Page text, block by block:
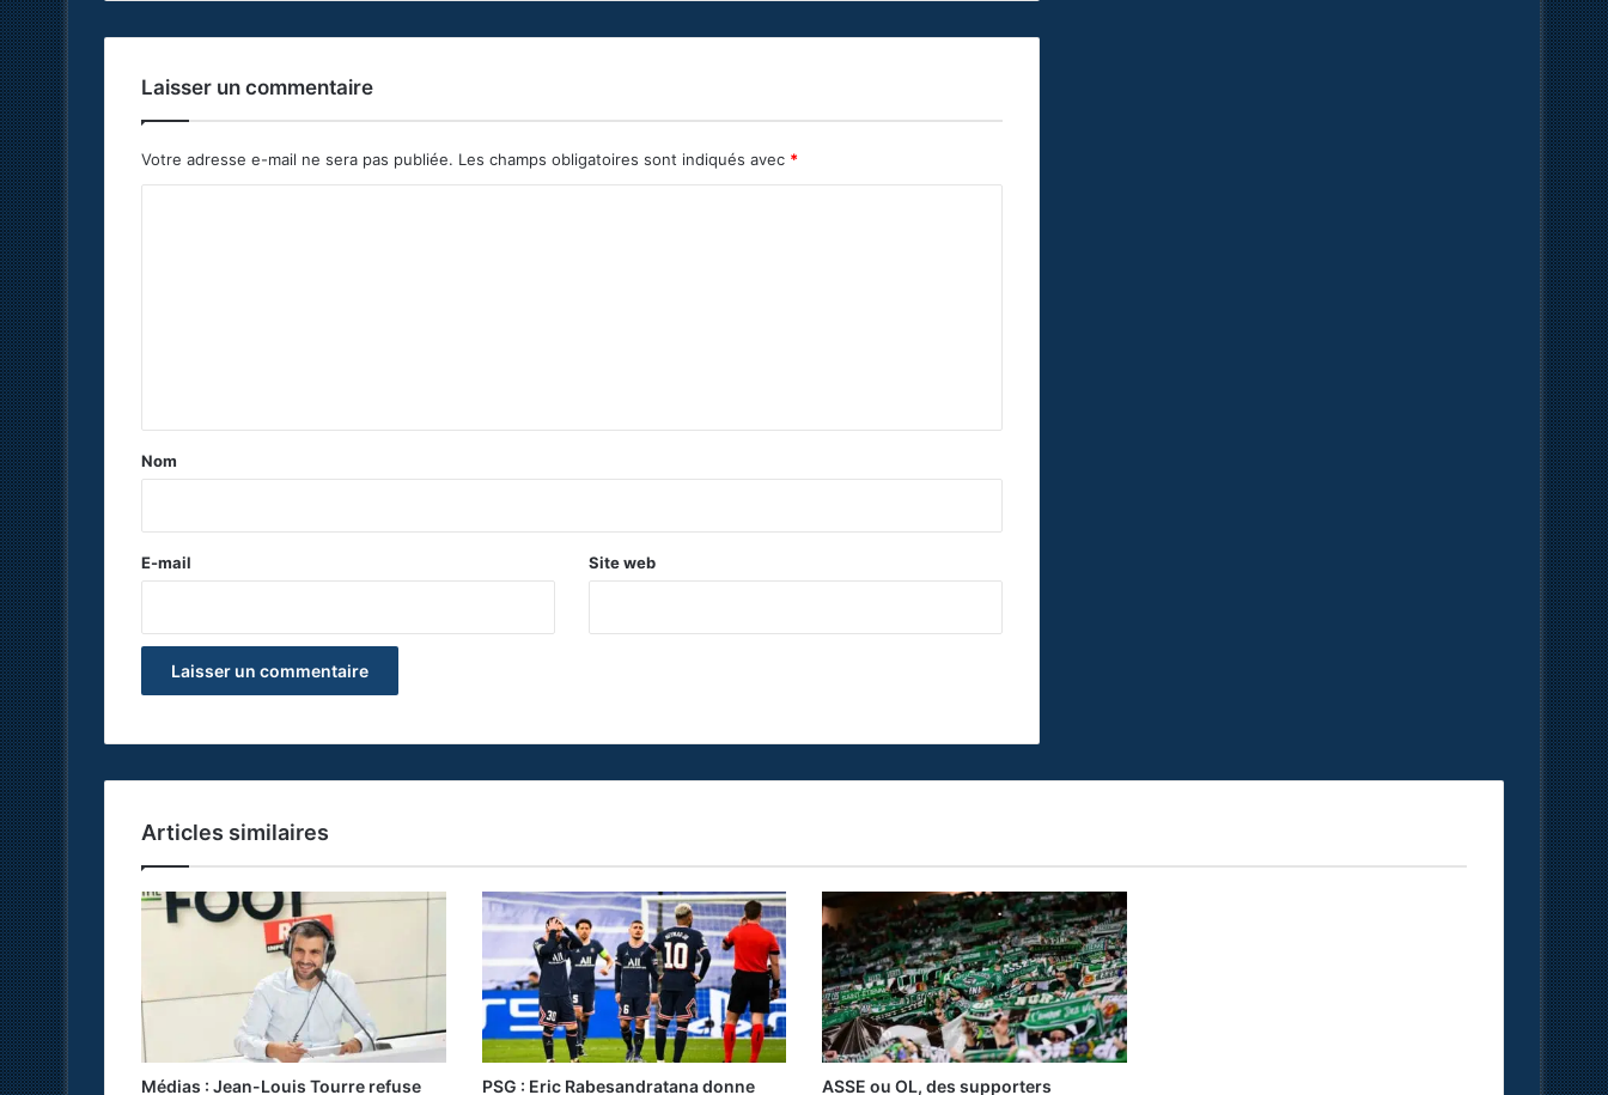
Laisser un commentaire
Votre adresse e-mail ne sera pas publiée. Les champs obligatoires sont indiqués avec *
a
e
Nom
E-mail Site web
Articles similaires
Médias : Jean-Louis Tourre refuse PSG : Eric Rabesandratana donne ASSE ou OL, des supporters